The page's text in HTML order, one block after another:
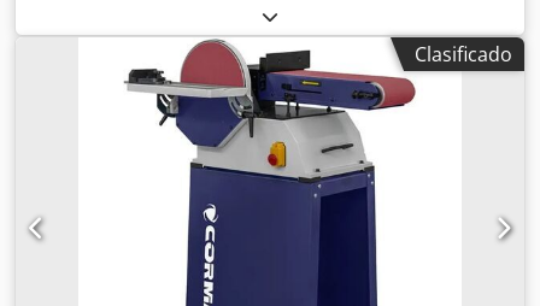
500 x 630 mm con avance rápido de 25 m/min, husillo SK
40 DIN 69871 A de 60–6.000 rpm accionado por motor de
eje hueco Kessler DME 112 AL refrigerado por agua de 27
kW. Control HEIDENHAIN TNC 430 PA. El cabezal orientable
indexa de -90° a +90° en pasos de 2,5°, lo que permite
trabajar tanto en vertical como en horizontal. Cambiador
lateral para 22 alojamientos y transportador de virutas de
banda articulada con descarga a la izquierda.
Dimensiones aprox. 6,1 x 2,8 x 3,2 m
Clasificado